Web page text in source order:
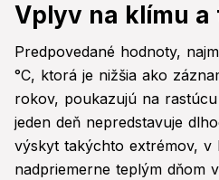
Vplyv na klímu a
Predpovedané hodnoty,
°C, ktorá je nižšia ako
rokov, poukazujú na
jeden deň nepredstavuje
výskyt takýchto extrémov, v
nadpriemerne teplým dňom